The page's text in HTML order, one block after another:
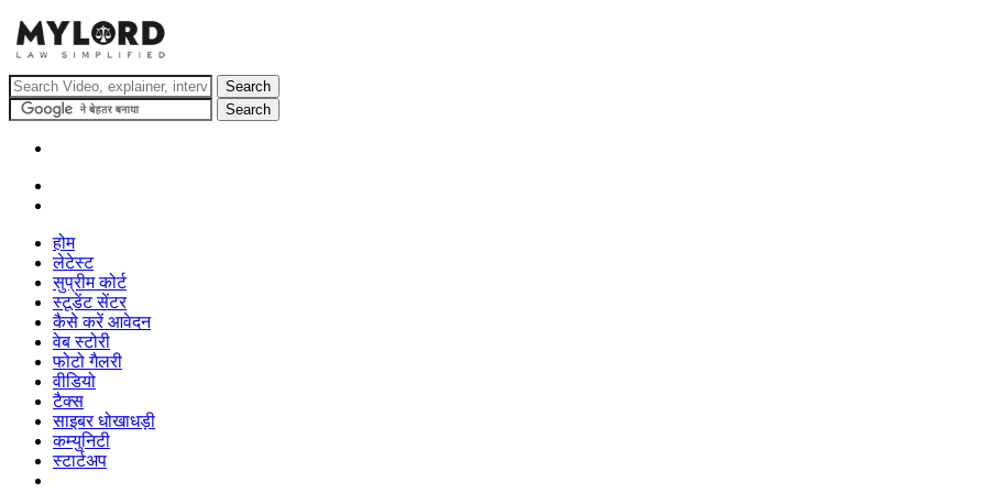
होम
लेटेस्ट
सुप्रीम कोर्ट
स्टूडेंट सेंटर
कैसे करें आवेदन
वेब स्टोरी
फोटो गैलरी
वीडियो
टैक्स
साइबर धोखाधड़ी
कम्युनिटी
स्टार्टअप